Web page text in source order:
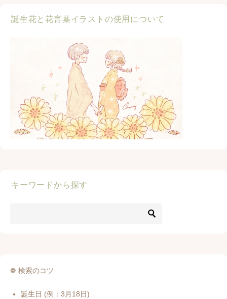
誕生花と花言葉イラストの使用について
キーワードから探す
❁ 検索のコツ
誕生日 (例：3月18日)